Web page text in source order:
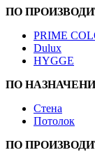
ПО
PRIME
Dulux
HYGGE
ПО
Стена
Потолок
ПО